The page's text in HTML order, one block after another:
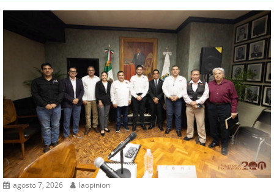
agosto 7, 2026 laopinion